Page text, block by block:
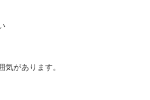
があります。